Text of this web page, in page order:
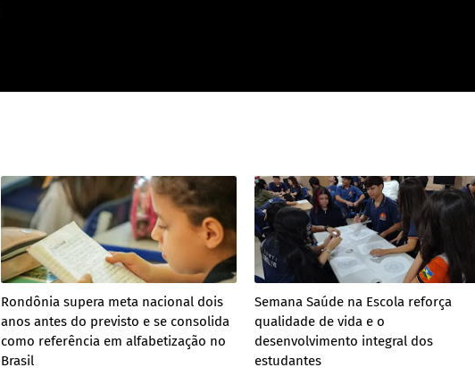
Rondônia supera meta nacional dois
anos antes do previsto e se consolida
como referência em alfabetização no
Brasil
Semana Saúde na Escola reforça
qualidade de vida e o
desenvolvimento integral dos
estudantes